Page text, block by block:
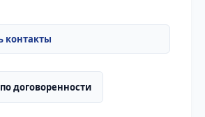
по договоренности